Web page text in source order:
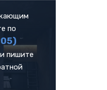
по
пишите